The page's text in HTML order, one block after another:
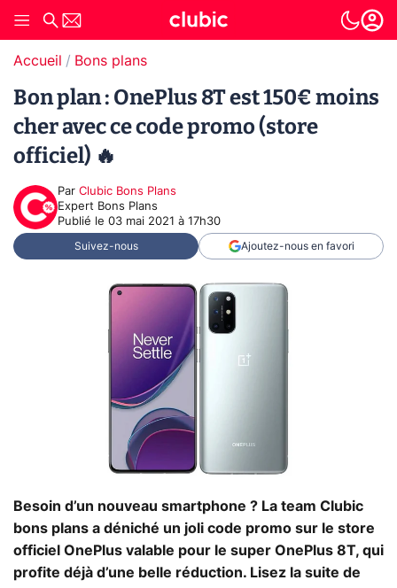
Accueil Bons plans
Bon plan : OnePlus 8T est 150€ moins
cher avec ce code promo (store
officiel) 🔥
Par Clubic Bons Plans
Expert Bons Plans
Publié le 03 mai 2021 à 17h30
Suivez-nous Ajoutez-nous en favori
Besoin d’un nouveau smartphone ? La team Clubic
bons plans a déniché un joli code promo sur le store
officiel OnePlus valable pour le super OnePlus 8T, qui
profite déjà d’une belle réduction. Lisez la suite de